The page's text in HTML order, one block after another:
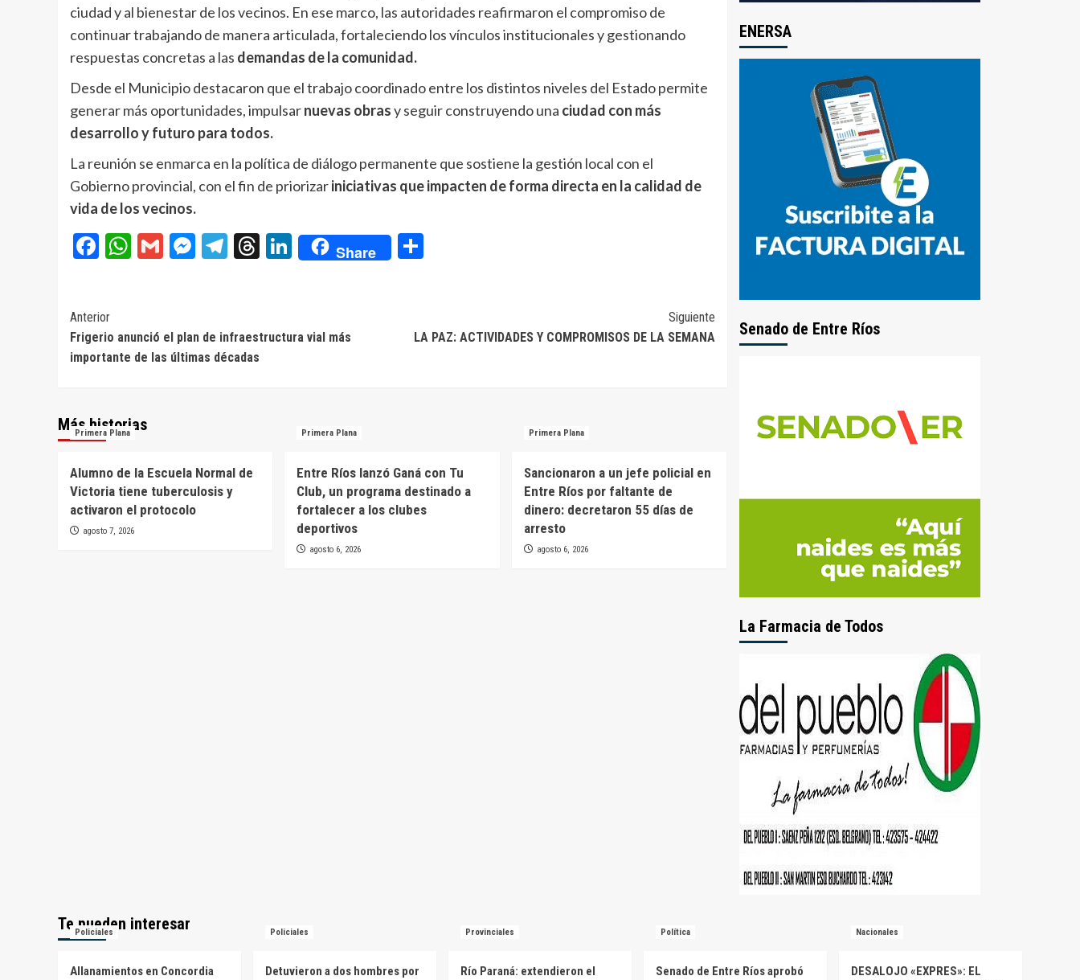
ciudad y al bienestar de los vecinos. En ese marco, las autoridades reafirmaron el compromiso de
continuar trabajando de manera articulada, fortaleciendo los vínculos institucionales y gestionando
respuestas concretas a las demandas de la comunidad.
Desde el Municipio destacaron que el trabajo coordinado entre los distintos niveles del Estado permite
generar más oportunidades, impulsarnuevas obrasy seguir construyendo una ciudad con más
desarrollo y futuro para todos.
La reunión se enmarca en la política de diálogo permanente que sostiene la gestión local con el
Gobierno provincial, con el fin de priorizariniciativas que impacten de forma directa en la calidad de
vida de los vecinos.
Facebook
WhatsApp
GmailMessenger
Telegram
Threads
LinkedIn
Share
Navegación
de
entradas
Anterior
Frigerio anunció el plan de infraestructura vial más
importante de las últimas décadas
Siguiente
LA PAZ: ACTIVIDADES Y COMPROMISOS DE LA SEMANA
Más historias
Primera Plana
Alumno de la Escuela Normal de
Victoria tiene tuberculosis y
activaron el protocolo
agosto 7, 2026
Primera Plana
Entre Ríos lanzó Ganá con Tu
Club, un programa destinado a
fortalecer a los clubes
deportivos
agosto 6, 2026
Primera Plana
Sancionaron a un jefe policial en
Entre Ríos por faltante de
dinero: decretaron 55 días de
arresto
agosto 6, 2026
ENERSA
Senado de Entre Ríos
La Farmacia de Todos
Te pueden interesar
Policiales
Allanamientos en Concordia
Policiales
Detuvieron a dos hombres por
Provinciales
Río Paraná: extendieron el
Política
Senado de Entre Ríos aprobó
Nacionales
DESALOJO «EXPRES»: EL